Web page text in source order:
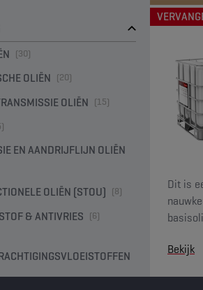
(30)
OLIËN (20)
OLIËN (15)
EN AANDRIJFLIJN OLIËN
OLIËN (STOU) (8)
& ANTIVRIES (6)
Dit is
Euro VI
Bekijk